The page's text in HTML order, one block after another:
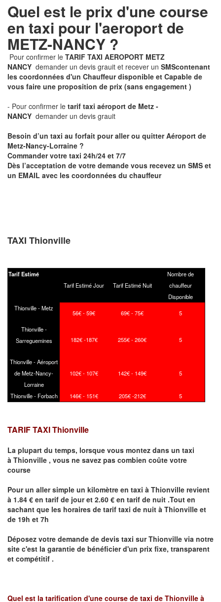
Quel est le prix d'une course
en taxi pour l'aeroport de
METZ-NANCY ?
Pour confirmer le TARIF TAXI AEROPORT METZ
NANCY demander un devis grauit et recever un SMScontenant
les coordonnées d'un Chauffeur disponible et Capable de
vous faire une proposition de prix (sans engagement )
- Pour confirmer le tarif taxi aéroport de Metz -
NANCY demander un devis grauit
Besoin d’un taxi au forfait pour aller ou quitter Aéroport de
Metz-Nancy-Lorraine ?
Commander votre taxi 24h/24 et 7/7
Dès l’acceptation de votre demande vous recevez un SMS et
un EMAIL avec les coordonnées du chauffeur
TAXI Thionville
Tarif Estimé
Tarif Estimé Jour
Tarif Estimé Nuit
Nombre de
chauffeur
Disponible
Thionville - Metz
56€ - 59€ 69€ - 75€ 5
Thionville -
Sarreguemines
182€ -187€ 255€ - 260€ 5
Thionville - Aéroport
de Metz-Nancy-
Lorraine
102€ - 107€ 142€ - 149€ 5
Thionville - Forbach 146€ - 151€ 205€ -212€ 5
TARIF TAXI Thionville
La plupart du temps, lorsque vous montez dans un taxi
à Thionville , vous ne savez pas combien coûte votre
course
Pour un aller simple un kilomètre en taxi à Thionville revient
à 1.84 € en tarif de jour et 2.60 € en tarif de nuit .Tout en
sachant que les horaires de tarif taxi de nuit à Thionville et
de 19h et 7h
Déposez votre demande de devis taxi surThionville via notre
site c'est la garantie de bénéficier d'un prix fixe, transparent
et compétitif .
Quel est la tarification d'une course de taxi de Thionville à